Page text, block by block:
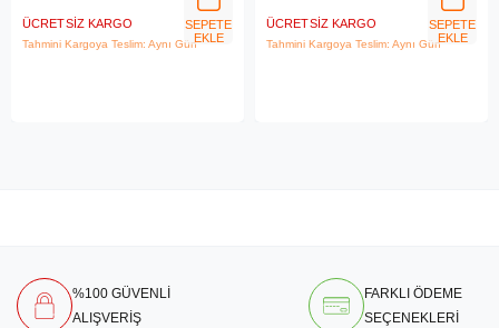
ÜCRETSIZ KARGO
Tahmini Kargoya Teslim: Aynı Gün
SEPETE
EKLE
ÜCRETSIZ KARGO
Tahmini Kargoya Teslim: Aynı Gün
SEPETE
EKLE
%100 GÜVENLİ
ALIŞVERİŞ
FARKLI ÖDEME
SEÇENEKLERİ